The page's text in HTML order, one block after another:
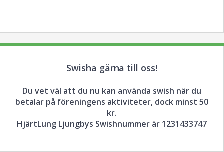
Swisha gärna till oss!
Du vet väl att du nu kan använda swish när du
betalar på föreningens aktiviteter, dock minst 50
kr.
HjärtLung Ljungbys Swishnummer är 1231433747